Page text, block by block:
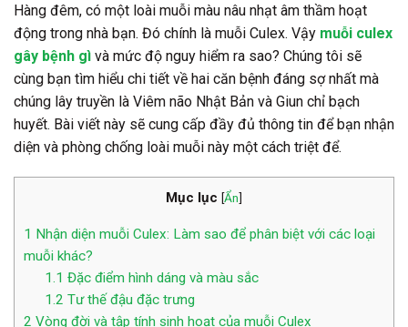
Hàng đêm, có một loài muỗi màu nâu nhạt âm thầm hoạt
động trong nhà bạn. Đó chính là muỗi Culex. Vậy muỗi culex
gây bệnh gì và mức độ nguy hiểm ra sao? Chúng tôi sẽ
cùng bạn tìm hiểu chi tiết về hai căn bệnh đáng sợ nhất mà
chúng lây truyền là Viêm não Nhật Bản và Giun chỉ bạch
huyết. Bài viết này sẽ cung cấp đầy đủ thông tin để bạn nhận
diện và phòng chống loài muỗi này một cách triệt để.
Mục lục [Ẩn]
1 Nhận diện muỗi Culex: Làm sao để phân biệt với các loại
muỗi khác?
1.1 Đặc điểm hình dáng và màu sắc
1.2 Tư thế đậu đặc trưng
2 Vòng đời và tập tính sinh hoạt của muỗi Culex